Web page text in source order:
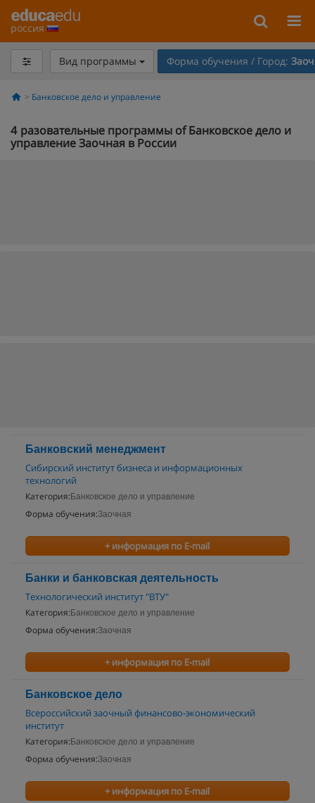
россия
Вид программы Форма обучения / Город:
Банковское дело и управление
4 разовательные программы of Банковское дело и
управление Заочная в России
Банковский менеджмент
Сибирский институт бизнеса и информационных
технологий
Категория: Банковское дело и управление
Форма обучения:Заочная
+ информация по E-mail
Банки и банковская деятельность
Технологический институт "ВТУ"
Категория: Банковское дело и управление
Форма обучения:Заочная
+ информация по E-mail
Банковское дело
Всероссийский заочный финансово-экономический
институт
Категория: Банковское дело и управление
Форма обучения:Заочная
+ информация по E-mail